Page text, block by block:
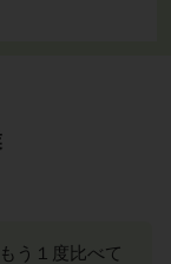
う１度比べて